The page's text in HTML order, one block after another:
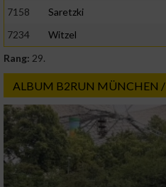
7158
Saretzki
7234
Witzel
Rang: 29.
ALBUM B2RUN MÜNCHEN /
Notwendig
Performance
Funktional